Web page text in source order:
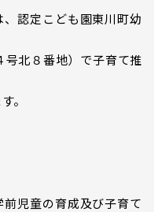
認定こども園東川町幼
号北８番地）で子育て推
。
児童の育成及び子育て